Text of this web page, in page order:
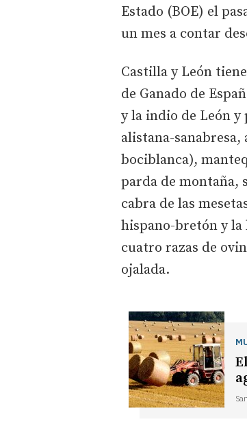
Estado (BOE) el
un mes a contar
Castilla y León
de Ganado de
y la indio de León y
alistana-
bociblanca),
parda de montaña,
cabra de las
hispano-bretón y
cuatro razas de
ojalada.